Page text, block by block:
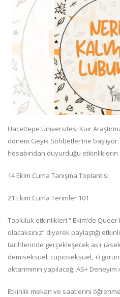
Hacettepe Üniversitesi Kuir
dönem Geyik Sohbetler’ine
hesabından duyurduğu etkinliklerin
14 Ekim Cuma Tanışma Toplantısı
21 Ekim Cuma Terimler 101
Topluluk etkinlikleri “ Ekim’de Queer
olacaksınız” diyerek paylaştığı
tarihlerinde gerçekleşecek as+
demiseksüel, cupioseksüel, +)
aktarımının yapılacağı AS+ Deneyim
Etkinlik mekan ve saatlerini